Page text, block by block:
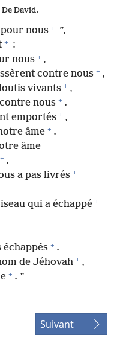
David.
pour nous + ”,
+ :
nous + ,
contre nous + ,
vivants + ,
nous + .
emportés + ,
âme + .
âme
+ .
a pas livrés +
qui a échappé +
échappés + .
de Jéhovah + ,
+ . ”
Suivant